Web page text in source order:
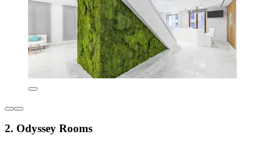
2. Odyssey Rooms